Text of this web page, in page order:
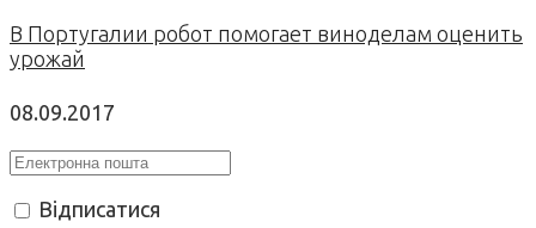
В Португалии робот помогает виноделам оценить
урожай
08.09.2017
Відписатися